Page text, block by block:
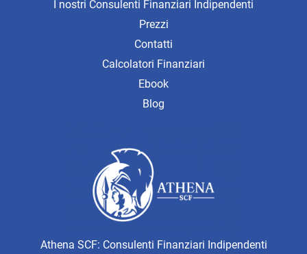
Athena SCF: Consulenti Finanziari Indipendenti
I nostri Consulenti Finanziari Indipendenti
Prezzi
Contatti
Calcolatori Finanziari
Ebook
Blog